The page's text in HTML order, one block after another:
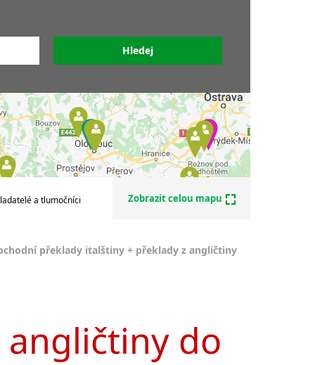
-
a tlumočníci Zobrazit celou mapu
překlady italštiny + překlady z angličtiny
do